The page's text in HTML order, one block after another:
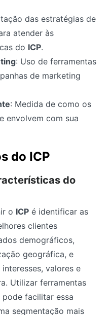
das estratégias de
atender às
do ICP.
: Uso de ferramentas
de marketing
: Medida de como os
envolvem com sua
do ICP
do
o ICP é identificar as
clientes
demográficos,
geográfica, e
valores e
Utilizar ferramentas
pode facilitar essa
segmentação mais